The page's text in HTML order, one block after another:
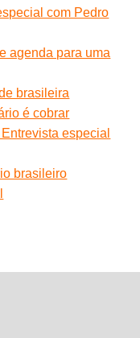
com Pedro
agenda para uma
brasileira
é cobrar
especial
brasileiro